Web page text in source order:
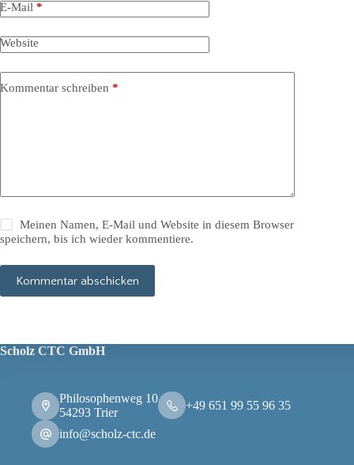
E-Mail *
Website
Kommentar schreiben *
Meinen Namen, E-Mail und Website in diesem Browser
speichern, bis ich wieder kommentiere.
Kommentar abschicken
Scholz CTC GmbH
Philosophenweg 10
54293 Trier
+49 651 99 55 96 35
info@scholz-ctc.de